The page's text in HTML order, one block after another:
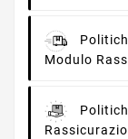
Modulo